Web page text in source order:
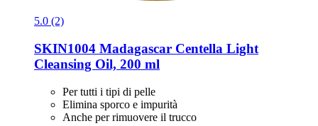
5.0 (2)
SKIN1004 Madagascar Centella Light
Cleansing Oil, 200 ml
Per tutti i tipi di pelle
Elimina sporco e impurità
Anche per rimuovere il trucco